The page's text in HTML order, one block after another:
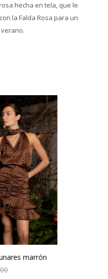
hecha en tela, que le
la Falda Rosa para un
marrón